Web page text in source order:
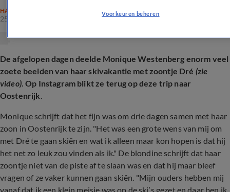
HAZES
25 mrt 2025, 21:29
De afgelopen dagen deelde Monique Westenberg enorm veel
zoete beelden van haar skivakantie met zoontje Dré (zie
video). Op Instagram blikt ze terug op deze trip naar
Oostenrijk.
Monique schrijft dat het fijn was om drie dagen samen met haar
zoon in Oostenrijk te zijn. "Het was een grote wens van mij om
met Dré te gaan skiën en wat ik alleen maar kon hopen is dat hij
het net zo leuk zou vinden als ik." De blondine schrijft dat haar
zoontje niet van de piste af te slaan was en dat hij maar bleef
vragen of ze vaker kunnen gaan skiën. "Mijn ouders hebben mij
vanaf dat ik een klein meisje was op de ski’s gezet en daar ben ik
Voorkeuren beheren